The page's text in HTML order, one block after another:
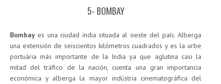
5- BOMBAY
Bombay es una ciudad india situada al oeste del país. Alberga
una extensión de seiscientos kilómetros cuadrados y es la urbe
portuária más importante de la India ya que aglutina casi la
mitad del tráfico de la nación, cuenta una gran importancia
económica y alberga la mayor indústria cinematográfica del